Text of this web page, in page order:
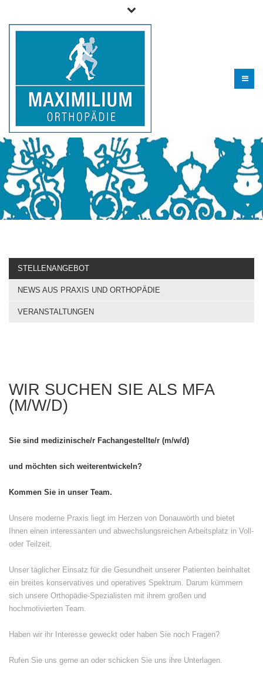
Telefon für Fragen und zur Terminvereinbarung (09 06) 29
info@maximilium.de
STELLENANGEBOT
NEWS AUS PRAXIS UND ORTHOPÄDIE
VERANSTALTUNGEN
WIR SUCHEN SIE ALS MFA
(M/W/D)
Sie sind medizinische/r Fachangestellte/r (m/w/d)
und möchten sich weiterentwickeln?
Kommen Sie in unser Team.
Unsere moderne Praxis liegt im Herzen von Donauwörth und bietet
Ihnen einen interessanten und abwechslungsreichen Arbeitsplatz in Voll-
oder Teilzeit.
Unser täglicher Einsatz für die Gesundheit unserer Patienten beinhaltet
ein breites konservatives und operatives Spektrum. Darum kümmern
sich unsere Orthopädie-Spezialisten mit ihrem großen und
hochmotivierten Team.
Haben wir ihr Interesse geweckt oder haben Sie noch Fragen?
Rufen Sie uns gerne an oder schicken Sie uns ihre Unterlagen.